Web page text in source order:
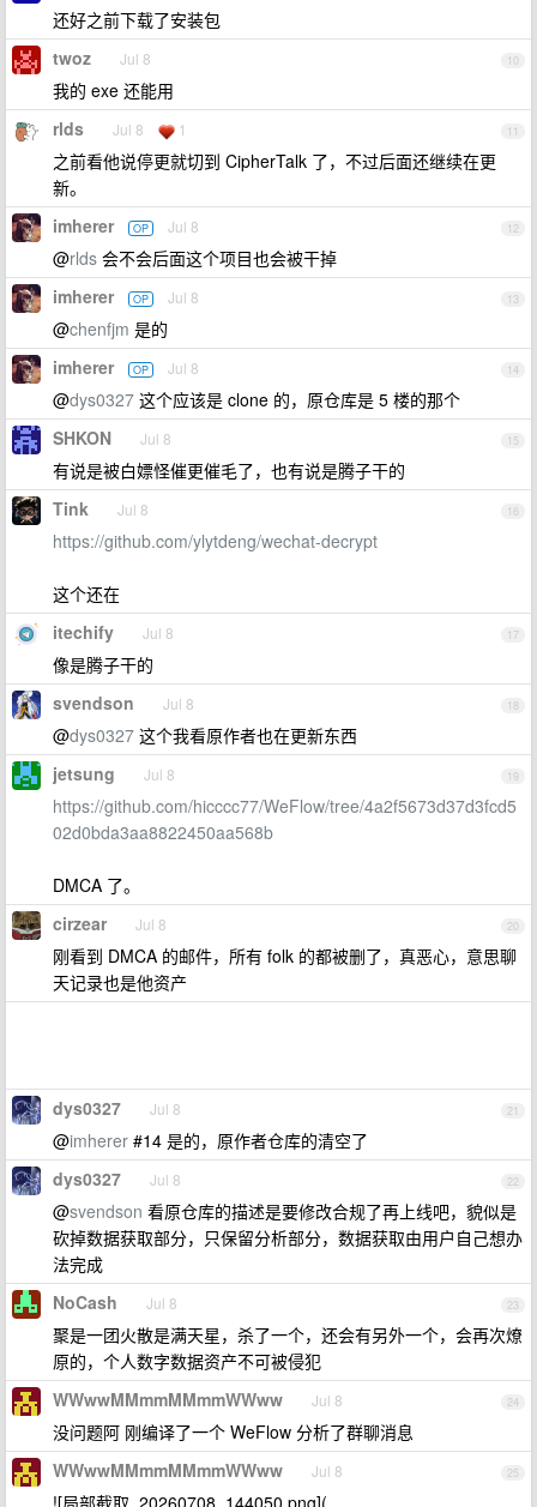
还好之前下载了安装包
10
twoz Jul 8
我的 exe 还能用
11
rlds Jul 8 1
之前看他说停更就切到 CipherTalk 了，不过后面还继续在更
新。
12
imherer OP Jul 8
@rlds 会不会后面这个项目也会被干掉
13
imherer OP Jul 8
@chenfjm 是的
14
imherer OP Jul 8
@dys0327 这个应该是 clone 的，原仓库是 5 楼的那个
15
SHKON Jul 8
有说是被白嫖怪催更催毛了，也有说是腾子干的
16
Tink Jul 8
https://github.com/ylytdeng/wechat-decrypt
这个还在
17
itechify Jul 8
像是腾子干的
18
svendson Jul 8
@dys0327 这个我看原作者也在更新东西
19
jetsung Jul 8
https://github.com/hicccc77/WeFlow/tree/4a2f5673d37d3fcd5
02d0bda3aa8822450aa568b
DMCA 了。
20
cirzear Jul 8
刚看到 DMCA 的邮件，所有 folk 的都被删了，真恶心，意思聊
天记录也是他资产
21
dys0327 Jul 8
@imherer #14 是的，原作者仓库的清空了
22
dys0327 Jul 8
@svendson 看原仓库的描述是要修改合规了再上线吧，貌似是
砍掉数据获取部分，只保留分析部分，数据获取由用户自己想办
法完成
23
NoCash Jul 8
聚是一团火散是满天星，杀了一个，还会有另外一个，会再次燎
原的，个人数字数据资产不可被侵犯
24
WWwwMMmmMMmmWWww Jul 8
没问题阿 刚编译了一个 WeFlow 分析了群聊消息
25
WWwwMMmmMMmmWWww Jul 8
![局部截取_20260708_144050.png](